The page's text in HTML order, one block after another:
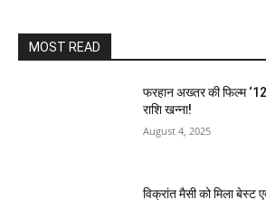
MOST READ
फरहान अख्तर की फिल्म
राशि खन्ना!
August 4, 2025
विक्रांत मैसी को मिला बेस्ट